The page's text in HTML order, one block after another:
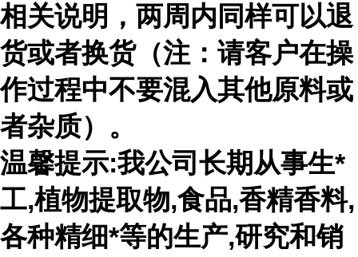
相关说明，两周内同样可以退
货或者换货（注：请客户在操
作过程中不要混入其他原料或
者杂质）。
温馨提示:我公司长期从事生*
工,植物提取物,食品,香精香料,
各种精细*等的生产,研究和销